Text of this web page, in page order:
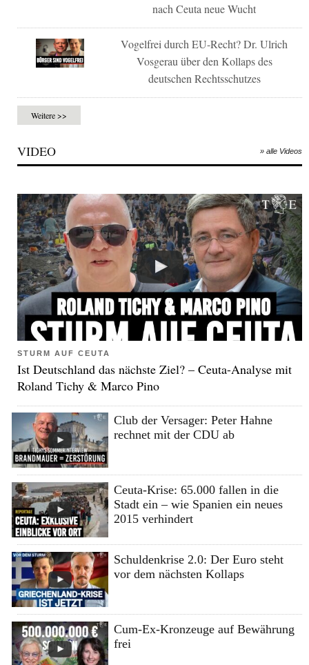
nach Ceuta neue Wucht
Vogelfrei durch EU-Recht? Dr. Ulrich
Vosgerau über den Kollaps des
deutschen Rechtsschutzes
Weitere >>
VIDEO » alle Videos
STURM AUF CEUTA
Ist Deutschland das nächste Ziel? – Ceuta-Analyse mit
Roland Tichy & Marco Pino
Club der Versager: Peter Hahne
rechnet mit der CDU ab
Ceuta-Krise: 65.000 fallen in die
Stadt ein – wie Spanien ein neues
2015 verhindert
Schuldenkrise 2.0: Der Euro steht
vor dem nächsten Kollaps
Cum-Ex-Kronzeuge auf Bewährung
frei